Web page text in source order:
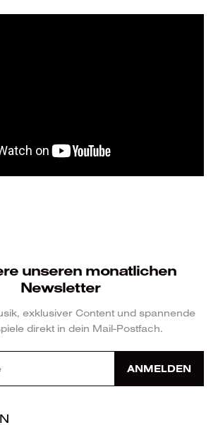
unseren monatlichen
Newsletter
exklusiver Content und spannende
direkt in dein Mail-Postfach.
ANMELDEN